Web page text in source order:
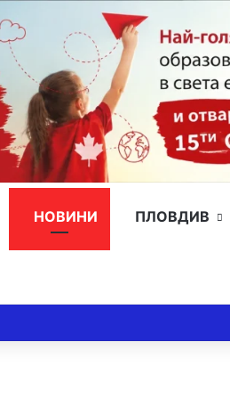
НОВИНИ ПЛОВДИВ